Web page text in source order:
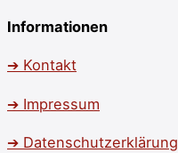
Informationen
➔ Kontakt
➔ Impressum
➔ Datenschutzerklärung